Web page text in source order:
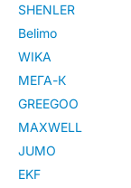
SHENLER
Belimo
WIKA
МЕГА-К
GREEGOO
MAXWELL
JUMO
EKF